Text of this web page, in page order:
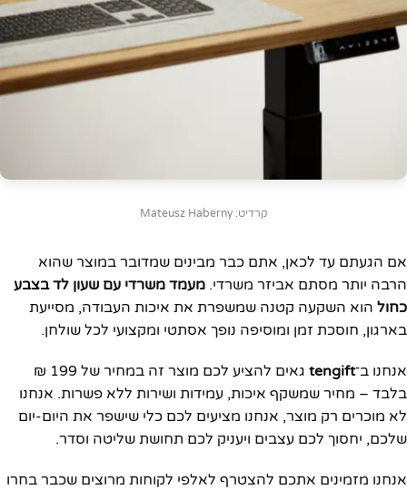
קרדיט: Mateusz Haberny
אם הגעתם עד לכאן, אתם כבר מבינים שמדובר במוצר שהוא
הרבה יותר מסתם אביזר משרדי. מעמד משרדי עם שעון לד בצבע
כחול הוא השקעה קטנה שמשפרת את איכות העבודה, מסייעת
בארגון, חוסכת זמן ומוסיפה נופך אסתטי ומקצועי לכל שולחן.
אנחנו ב־tengift
גאים להציע לכם מוצר זה במחיר של 199 ₪
בלבד – מחיר שמשקף איכות, עמידות ושירות ללא פשרות. אנחנו
לא מוכרים רק מוצר, אנחנו מציעים לכם כלי שישפר את היום-יום
שלכם, יחסוך לכם עצבים ויעניק לכם תחושת שליטה וסדר.
אנחנו מזמינים אתכם להצטרף לאלפי לקוחות מרוצים שכבר בחרו